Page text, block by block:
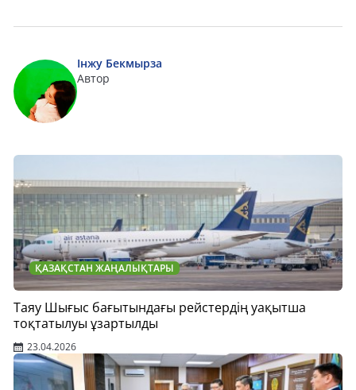
Інжу Бекмырза
Автор
ҚАЗАҚСТАН ЖАҢАЛЫҚТАРЫ
Таяу Шығыс бағытындағы рейстердің уақытша
тоқтатылуы ұзартылды
23.04.2026